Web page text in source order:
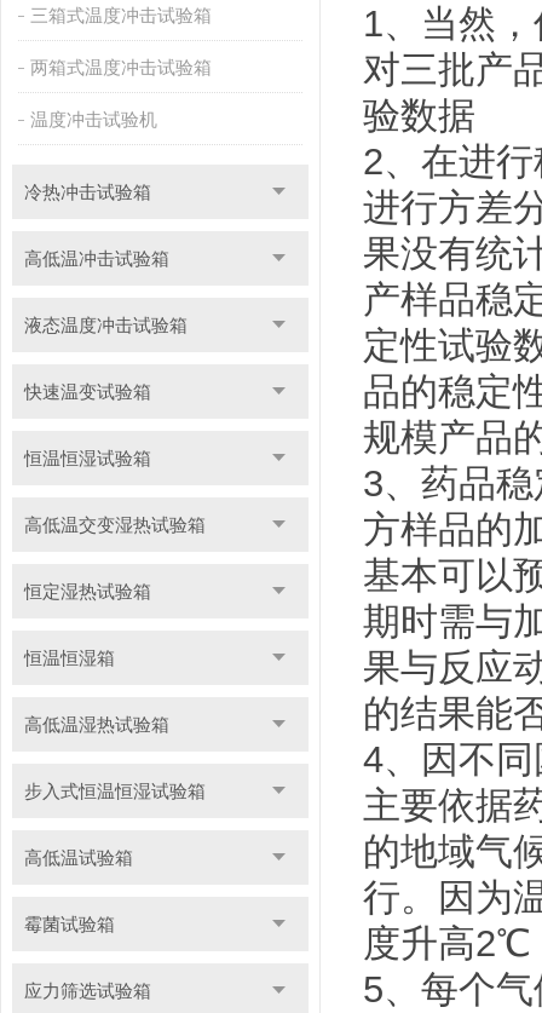
三箱式温度冲击试验箱
两箱式温度冲击试验箱
温度冲击试验机
冷热冲击试验箱
高低温冲击试验箱
液态温度冲击试验箱
快速温变试验箱
恒温恒湿试验箱
高低温交变湿热试验箱
恒定湿热试验箱
恒温恒湿箱
高低温湿热试验箱
步入式恒温恒湿试验箱
高低温试验箱
霉菌试验箱
应力筛选试验箱
1、当然
对三批产
验数据
2、在进
进行方差
果没有统
产样品稳
定性试验
品的稳定
规模产品
3、药品
方样品的
基本可以
期时需与
果与反应
的结果能
4、因不
主要依据
的地域气
行。因为
度升高2℃
5、每个